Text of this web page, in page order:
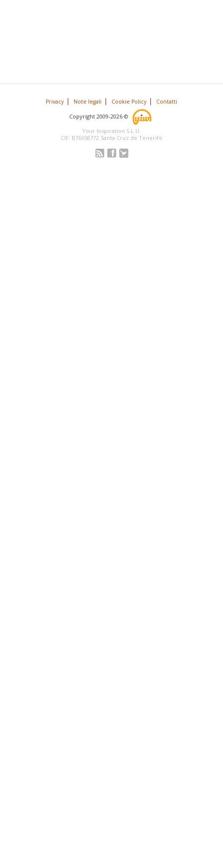
Privacy Note legali Cookie Policy Contatti
Copyright 2009-2026 ©
Your Inspiration S.L.U.
CIF: B76658772 Santa Cruz de Tenerife
Segui YIW anche su
Seguici su Twitter